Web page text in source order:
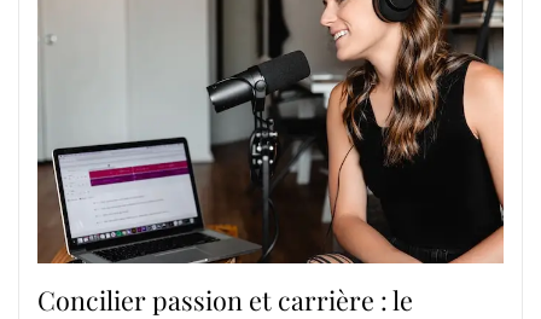
Concilier passion et carrière : le